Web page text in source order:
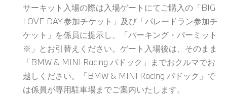
サーキット入場の際は入場ゲートにてご購入の「BIG
LOVE DAY 参加チケット」及び「パレードラン参加チ
ケット」を係員に提示し、「パーキング・パーミット
※」とお引替えください。ゲート入場後は、そのまま
「BMW & MINI Racing パドック」までおクルマでお
越しください。「BMW & MINI Racing パドック」で
は係員が専用駐車場までご案内いたします。